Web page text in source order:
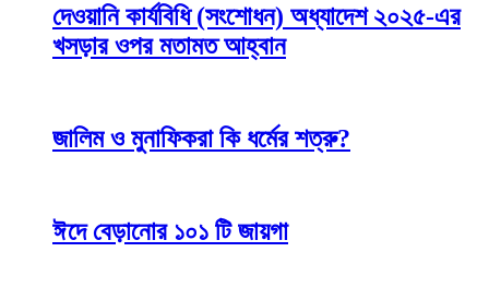
দেওয়ানি কার্যবিধি (সংশোধন) অধ্যাদেশ ২০২৫-এর
খসড়ার ওপর মতামত আহ্বান
জালিম ও মুনাফিকরা কি ধর্মের শত্রু?
ঈদে বেড়ানোর ১০১ টি জায়গা